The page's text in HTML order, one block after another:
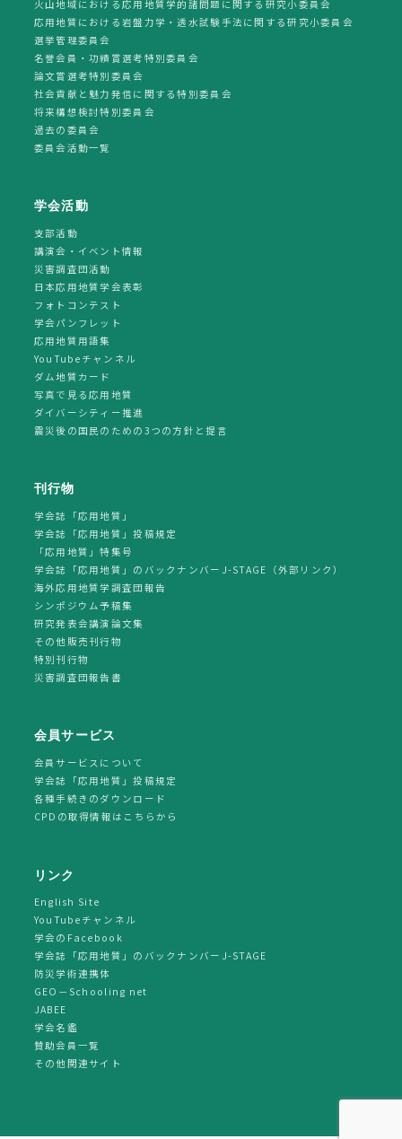
火山地域における応用地質学的諸問題に関する研究小委員会
応用地質における岩盤力学・透水試験手法に関する研究小委員会
選挙管理委員会
名誉会員・功績賞選考特別委員会
論文賞選考特別委員会
社会貢献と魅力発信に関する特別委員会
将来構想検討特別委員会
過去の委員会
委員会活動一覧
学会活動
支部活動
講演会・イベント情報
災害調査団活動
日本応用地質学会表彰
フォトコンテスト
学会パンフレット
応用地質用語集
YouTubeチャンネル
ダム地質カード
写真で見る応用地質
ダイバーシティー推進
震災後の国民のための3つの方針と提言
刊行物
学会誌「応用地質」
学会誌「応用地質」投稿規定
「応用地質」特集号
学会誌「応用地質」のバックナンバーJ-STAGE（外部リンク）
海外応用地質学調査団報告
シンポジウム予稿集
研究発表会講演論文集
その他販売刊行物
特別刊行物
災害調査団報告書
会員サービス
会員サービスについて
学会誌「応用地質」投稿規定
各種手続きのダウンロード
CPDの取得情報はこちらから
リンク
English Site
YouTubeチャンネル
学会のFacebook
学会誌「応用地質」のバックナンバーJ-STAGE
防災学術連携体
GEO－Schooling net
JABEE
学会名鑑
賛助会員一覧
その他関連サイト